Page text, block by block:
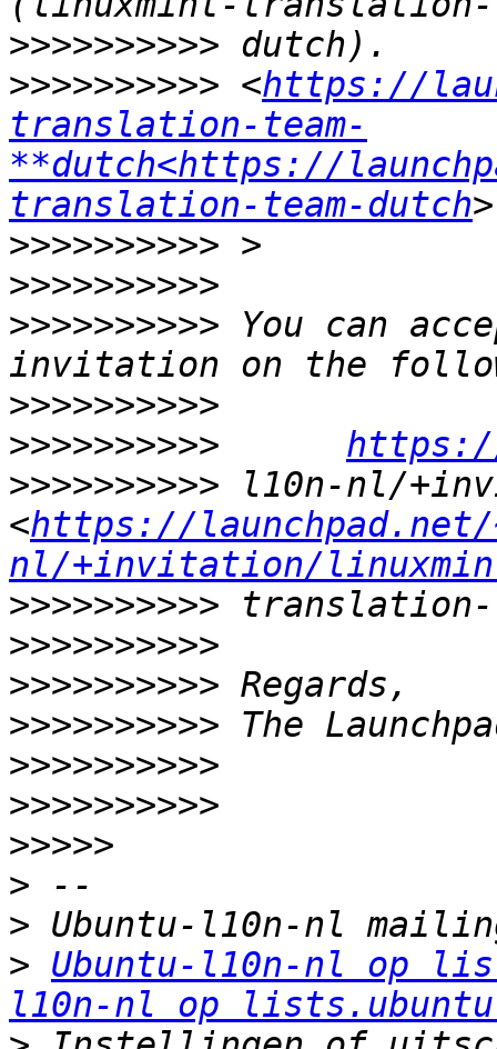
>>>>>>>>>>
>>>>>>>>>> <https://
translation-team-
**dutch<https://
translation-team-dutch
>>>>>>>>>>
>>>>>>>>>>
>>>>>>>>>> You can
>>>>>>>>>>
>>>>>>>>>>
>>>>>>>>>> l10n-nl/
<https://launchpad.net/
nl/+invitation/
>>>>>>>>>>
>>>>>>>>>>
>>>>>>>>>>
>>>>>>>>>>
>>>>>>>>>>
>>>>>>>>>>
>>>>>
>
>
> Ubuntu-l10n-nl op
l10n-nl op